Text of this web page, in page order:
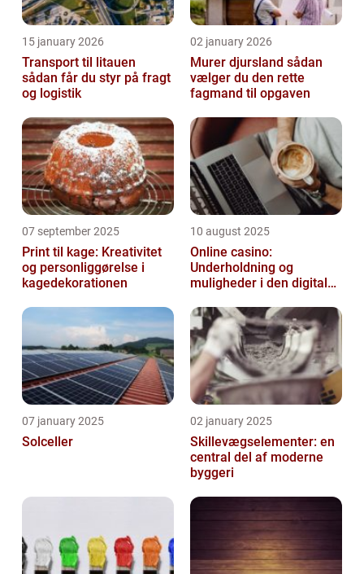
15 january 2026
Transport til litauen
sådan får du styr på fragt
og logistik
02 january 2026
Murer djursland sådan
vælger du den rette
fagmand til opgaven
07 september 2025
Print til kage: Kreativitet
og personliggørelse i
kagedekorationen
10 august 2025
Online casino:
Underholdning og
muligheder i den digitale
07 january 2025
Solceller
02 january 2025
Skillevægselementer: en
central del af moderne
byggeri